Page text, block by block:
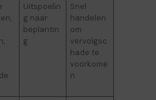
Uitspoelin
g naar
beplantin
g
Snel
handelen
om
vervolgsc
hade te
voorkome
n